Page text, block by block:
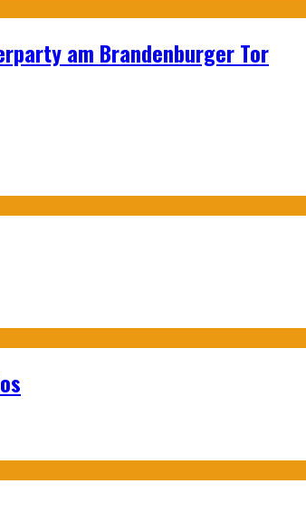
am Brandenburger Tor